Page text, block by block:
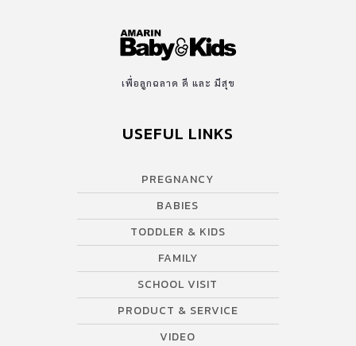
เพื่อลูกฉลาด ดี และ มีสุข
USEFUL LINKS
PREGNANCY
BABIES
TODDLER & KIDS
FAMILY
SCHOOL VISIT
PRODUCT & SERVICE
VIDEO